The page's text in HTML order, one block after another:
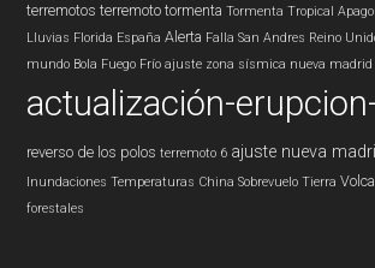
terremotos terremoto tormenta Tormenta Tropical
Lluvias Florida España Alerta Falla San Andres Reino
mundo Bola Fuego Frío ajuste zona sísmica nueva madrid
actualización-
reverso de los polos terremoto 6 ajuste nueva
Inundaciones Temperaturas China Sobrevuelo Tierra
forestales